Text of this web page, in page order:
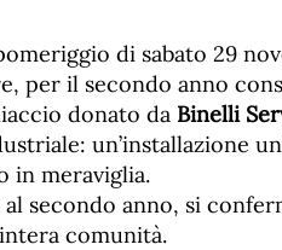
di sabato 29
per il secondo anno
donato da Binelli
un’installazione
in meraviglia.
secondo anno, si
comunità.